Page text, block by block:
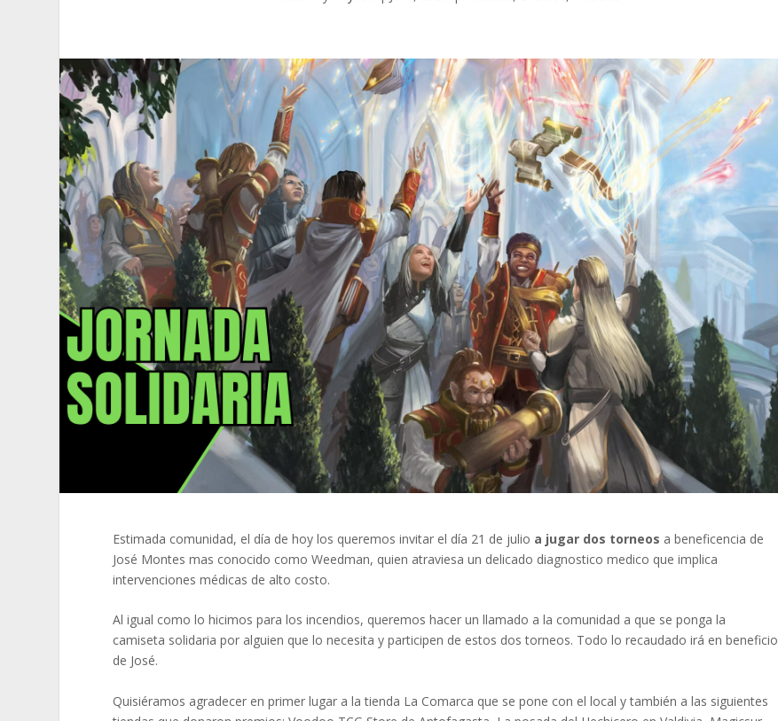
Estimada comunidad, el día de hoy los queremos invitar el día 21 de julio a jugar dos torneos a beneficencia de
José Montes mas conocido como Weedman, quien atraviesa un delicado diagnostico medico que implica
intervenciones médicas de alto costo.
Al igual como lo hicimos para los incendios, queremos hacer un llamado a la comunidad a que se ponga la
camiseta solidaria por alguien que lo necesita y participen de estos dos torneos. Todo lo recaudado irá en beneficio
de José.
Quisiéramos agradecer en primer lugar a la tienda La Comarca que se pone con el local y también a las siguientes